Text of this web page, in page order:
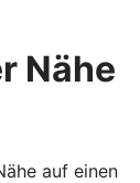
Nähe
auf einen